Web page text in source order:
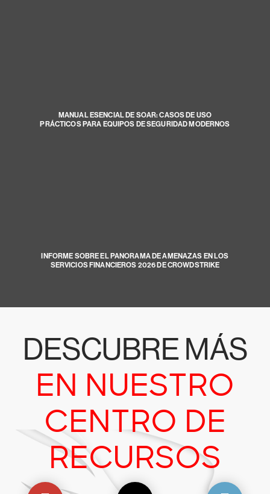
MANUAL ESENCIAL DE SOAR: CASOS DE USO
PRÁCTICOS PARA EQUIPOS DE SEGURIDAD MODERNOS
INFORME SOBRE EL PANORAMA DE AMENAZAS EN LOS
SERVICIOS FINANCIEROS 2026 DE CROWDSTRIKE
DESCUBRE MÁS
EN NUESTRO
CENTRO DE
RECURSOS